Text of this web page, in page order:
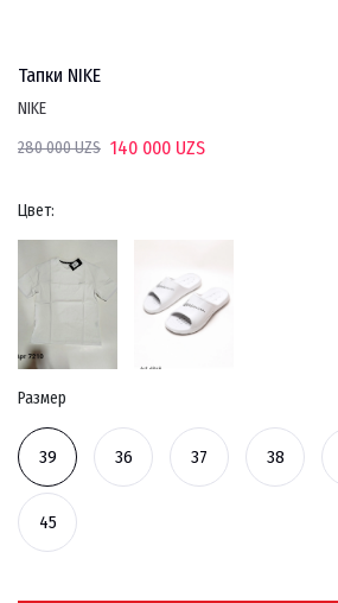
Тапки NIKE
NIKE
280 000 UZS 140 000 UZS
Цвет:
Размер
39 36 37 38
45